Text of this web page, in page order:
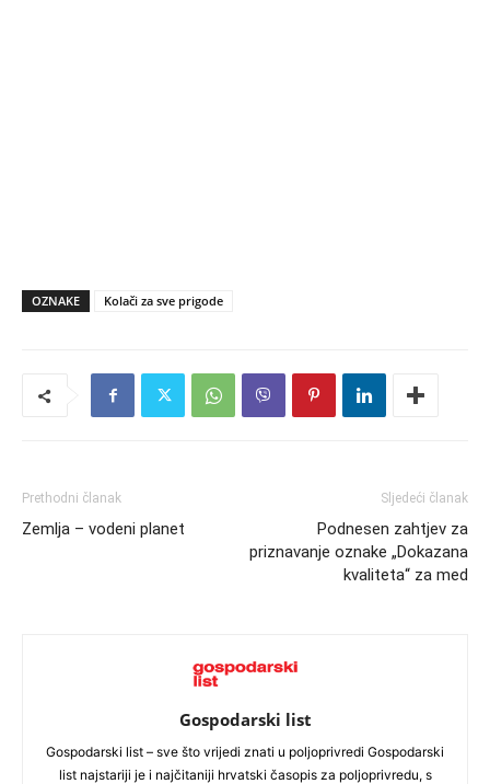
OZNAKE Kolači za sve prigode
Prethodni članak
Zemlja – vodeni planet
Sljedeći članak
Podnesen zahtjev za
priznavanje oznake „Dokazana
kvaliteta“ za med
Gospodarski list
Gospodarski list – sve što vrijedi znati u poljoprivredi Gospodarski
list najstariji je i najčitaniji hrvatski časopis za poljoprivredu, s